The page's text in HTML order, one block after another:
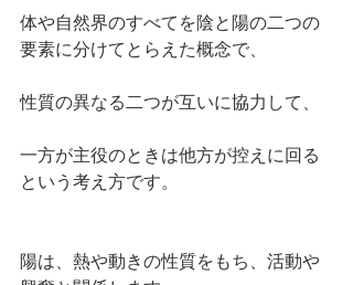
体や自然界のすべてを陰と陽の二つの
要素に分けてとらえた概念で、
性質の異なる二つが互いに協力して、
一方が主役のときは他方が控えに回る
という考え方です。
陽は、熱や動きの性質をもち、活動や